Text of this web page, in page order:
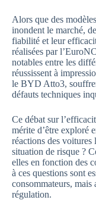
Alors que des
inondent le marché,
fiabilité et leur
réalisées par
notables entre les
réussissent à
le BYD Atto3,
défauts techniques
Ce débat sur
mérite d’être exploré
réactions des voitures
situation de risque ?
elles en fonction des
à ces questions sont
consommateurs, mais
régulation.